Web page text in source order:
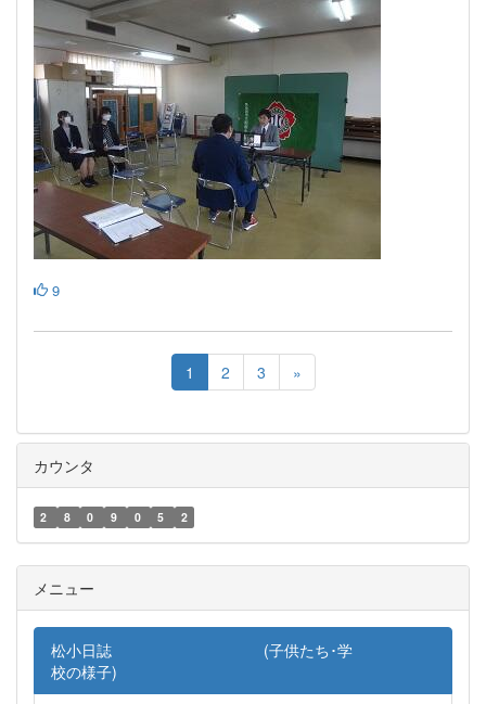
9
1 2 3 »
カウンタ
2 8 0 9 0 5 2
メニュー
松小日誌 (子供たち･学
校の様子)